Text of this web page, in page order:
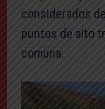
considerados
puntos de alto
comuna.